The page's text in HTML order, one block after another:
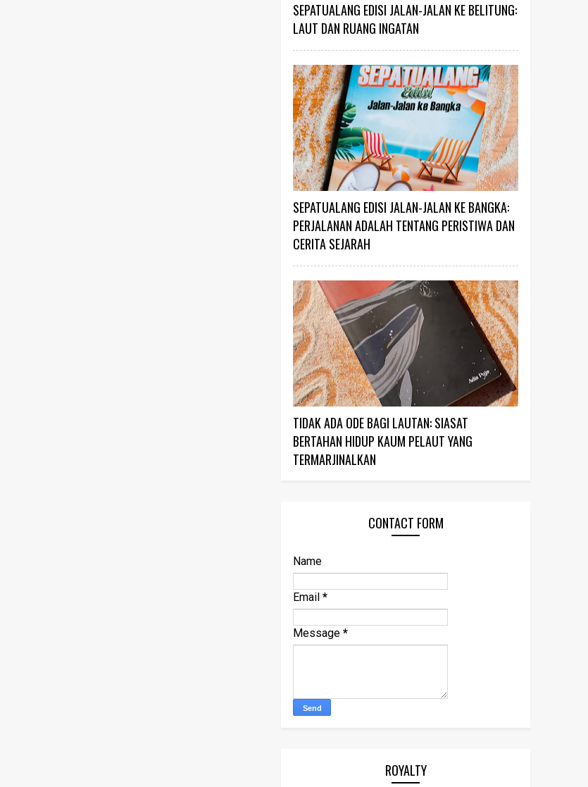
SEPATUALANG EDISI JALAN-JALAN KE BELITUNG:
LAUT DAN RUANG INGATAN
SEPATUALANG EDISI JALAN-JALAN KE BANGKA:
PERJALANAN ADALAH TENTANG PERISTIWA DAN
CERITA SEJARAH
TIDAK ADA ODE BAGI LAUTAN: SIASAT
BERTAHAN HIDUP KAUM PELAUT YANG
TERMARJINALKAN
CONTACT FORM
Name
Email *
Message *
ROYALTY